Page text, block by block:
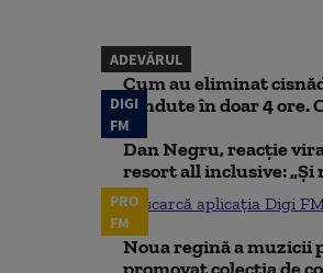
ADEVĂRUL
Cum au eliminat
vândute în doar 4 ore.
DIGI
FM
Dan Negru, reacție
resort all inclusive: „Și
Descarcă aplicația Digi
PRO
FM
Noua regină a muzicii